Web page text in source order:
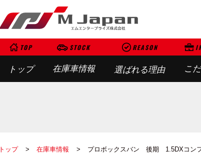
TOP
トップ
STOCK
在庫車情報
REASON
選ばれる理由 こ
トップ 在庫車情報 プロボックスバン 後期 1.5DXコン